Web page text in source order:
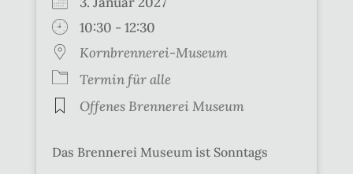
10:30 - 12:30
Kornbrennerei-Museum
Termin für alle
Offenes Brennerei Museum
Das Brennerei Museum ist Sonntags